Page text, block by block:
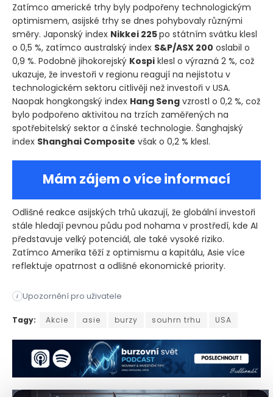
Zatímco americké trhy byly podpořeny technologickým
optimismem, asijské trhy se dnes pohybovaly různými
směry. Japonský index Nikkei 225po státním svátku klesl
o 0,5 %, zatímco australský index S&P/ASX 200 oslabil o
0,9 %. Podobně jihokorejský Kospi klesl o výrazná 2 %, což
ukazuje, že investoři v regionu reagují na nejistotu v
technologickém sektoru citlivěji než investoři v USA.
Naopak hongkongský index Hang Seng vzrostl o 0,2 %, což
bylo podpořeno aktivitou na trzích zaměřených na
spotřebitelský sektor a čínské technologie. Šanghajský
index Shanghai Composite však o 0,2 % klesl.
Mám zájem o více informací
Odlišné reakce asijských trhů ukazují, že globální investoři
stále hledají pevnou půdu pod nohama v prostředí, kde AI
představuje velký potenciál, ale také vysoké riziko.
Zatímco Amerika těží z optimismu a kapitálu, Asie více
reflektuje opatrnost a odlišné ekonomické priority.
i Upozornění pro uživatele
Americké akciové trhy v posledních dnech opět ukázaly, jak
Tagy: Akcie asie burzy souhrn trhu USA